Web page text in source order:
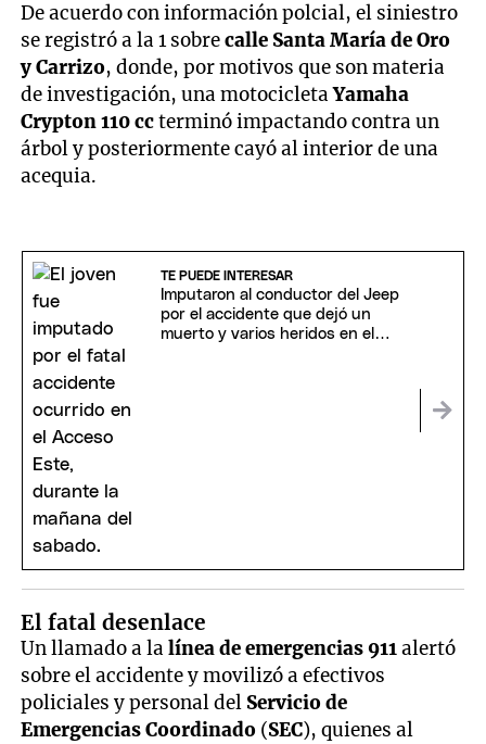
De acuerdo con información polcial, el siniestro
se registró a la 1 sobrecalle Santa María de Oro
y Carrizo, donde, por motivos que son materia
de investigación, una motocicletaYamaha
Crypton 110 ccterminó impactando contra un
árbol y posteriormente cayó al interior de una
acequia.
TE PUEDE INTERESAR
Imputaron al conductor del Jeep
por el accidente que dejó un
muerto y varios heridos en el
El fatal desenlace
Un llamado a lalínea de emergencias 911alertó
sobre el accidente y movilizó a efectivos
policiales y personal del Servicio de
Emergencias Coordinado (SEC), quienes al